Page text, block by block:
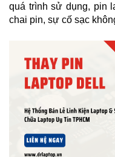
quá trình sử dụng, pin
chai pin, sự cố sạc